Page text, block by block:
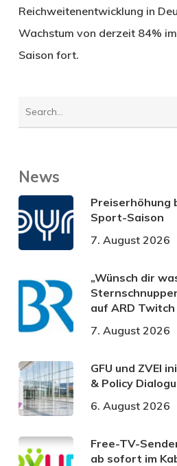
Reichweitenentwicklung in
Wachstum von derzeit 84%
Saison fort.
News
Preiserhöhung
Sport-Saison
7. August 2026
„Wünsch dir
auf ARD Twitch
7. August 2026
GFU und ZVEI
& Policy
6. August 2026
Free-TV-
ab sofort im